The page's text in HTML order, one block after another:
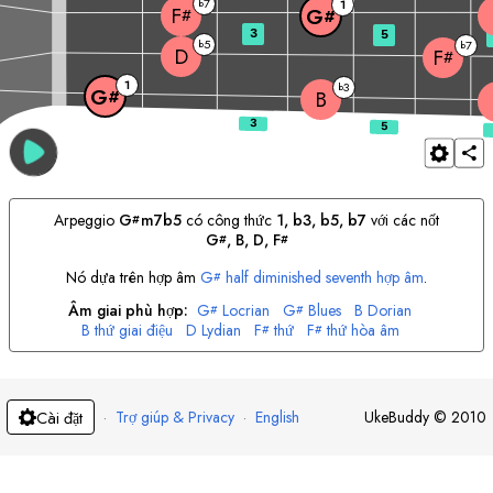
G# 1 B b3
D b5 F#
b7
F# G# 1
3 5
Arpeggio G#m7b5có công thức 1, b3, b5, b7với các nốt
G#, B, D, F#
Nó dựa trên hợp âm G# half diminished seventh hợp âm.
Âm giai phù hợp: G# Locrian G# Blues B Dorian
B thứ giai điệu D Lydian F# thứ F# thứ hòa âm
Cài đặt · Trợ giúp & Privacy · English UkeBuddy © 2010